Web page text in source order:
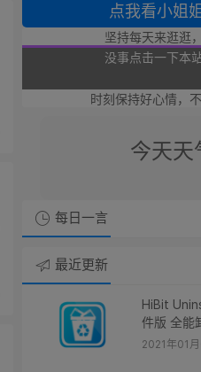
点我看小姐
坚持每天来逛逛
想支持廿八星空
可以点击本站的
没事点击一下本
也是支持廿八星
时刻保持好心情，
今天天
每日一言
最近更新
HiBit
件版 全能
2021年01